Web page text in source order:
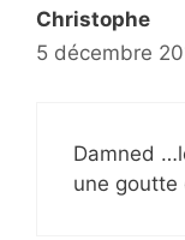
Christophe
5 décembre
Damned
une goutte